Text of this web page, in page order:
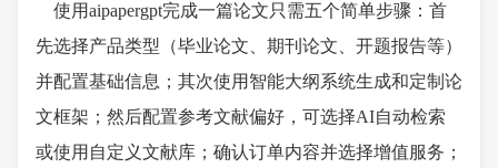
使用aipapergpt完成一篇论文只需五个简单步骤：首
先选择产品类型（毕业论文、期刊论文、开题报告等）
并配置基础信息；其次使用智能大纲系统生成和定制论
文框架；然后配置参考文献偏好，可选择AI自动检索
或使用自定义文献库；确认订单内容并选择增值服务；